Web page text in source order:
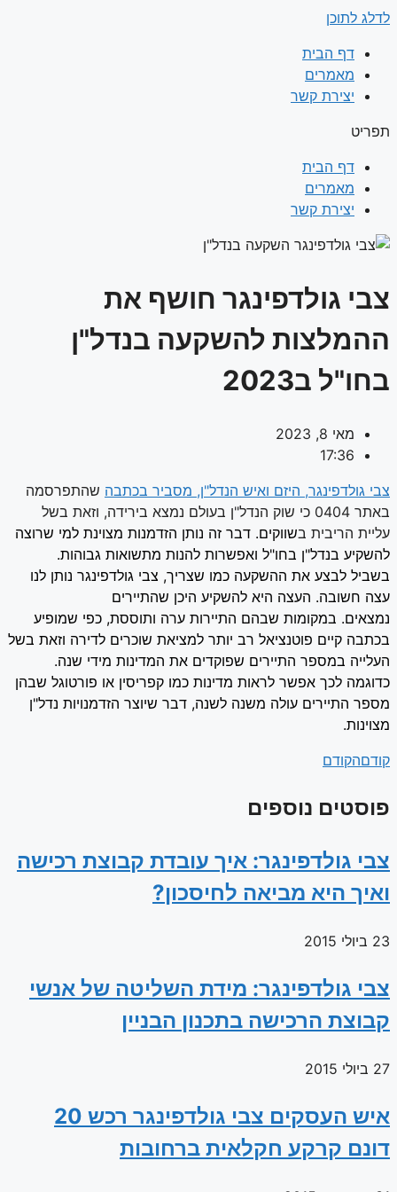
לדלג לתוכן
דף הבית
מאמרים
יצירת קשר
תפריט
דף הבית
מאמרים
יצירת קשר
צבי גולדפינגר חושף את
ההמלצות להשקעה בנדל"ן
בחו"ל ב2023
מאי 8, 2023
17:36
צבי גולדפינגר, היזם ואיש הנדל"ן, מסביר בכתבה שהתפרסמה
באתר 0404 כי שוק הנדל"ן בעולם נמצא בירידה, וזאת בשל
עליית הריבית בשווקים. דבר זה נותן הזדמנות מצוינת למי שרוצה
להשקיע בנדל"ן בחו"ל ואפשרות להנות מתשואות גבוהות.
בשביל לבצע את ההשקעה כמו שצריך, צבי גולדפינגר נותן לנו
עצה חשובה. העצה היא להשקיע היכן שהתיירים
נמצאים. במקומות שבהם התיירות ערה ותוססת, כפי שמופיע
בכתבה קיים פוטנציאל רב יותר למציאת שוכרים לדירה וזאת בשל
העלייה במספר התיירים שפוקדים את המדינות מידי שנה.
כדוגמה לכך אפשר לראות מדינות כמו קפריסין או פורטוגל שבהן
מספר התיירים עולה משנה לשנה, דבר שיוצר הזדמנויות נדל"ן
מצוינות.
קודםהקודם
פוסטים נוספים
צבי גולדפינגר: איך עובדת קבוצת רכישה
ואיך היא מביאה לחיסכון?
23 ביולי 2015
צבי גולדפינגר: מידת השליטה של אנשי
קבוצת הרכישה בתכנון הבניין
27 ביולי 2015
איש העסקים צבי גולדפינגר רכש 20
דונם קרקע חקלאית ברחובות